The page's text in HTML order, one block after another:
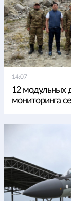
14:07
12 модульных
мониторинга